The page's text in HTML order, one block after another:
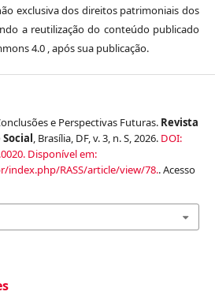
exclusiva dos direitos patrimoniais dos
a reutilização do conteúdo publicado
4.0 , após sua publicação.
e Perspectivas Futuras. Revista
Social , Brasília, DF, v. 3, n. S, 2026. DOI:
Disponível em:
index.php/RASS/article/view/78.. Acesso